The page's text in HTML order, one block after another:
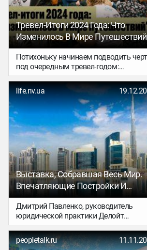
Тревел-Итоги 2024 Года: Что
Изменилось В Мире
Потихоньку начинаем подводить
под очередным тревел-годом:
вспоминаем, что хорошего и не очень
хорошего произошло в мире
путешествий в 2024-м.
life.nv.ua
Выставка, Собравшая Весь Мир.
Впечатляющие Постройки И
Безумные Амбиции — Чем
Запомнилось Expo-2020 В Дубае
Дмитрий Павленко, руководитель
юридической практики Делойт
в Украине, побывал на Всемирной
выставке (Expo-2020) в Дубае и
с журналом НВ своими
peopletalk.ru